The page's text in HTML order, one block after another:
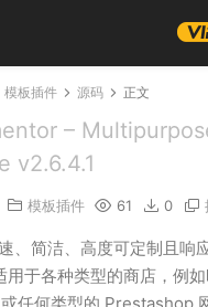
模板插件 源码 正文
–
v2.6.4.1
模板插件 61 0
、简洁、高度可定制且响
于各种类型的商店，例如